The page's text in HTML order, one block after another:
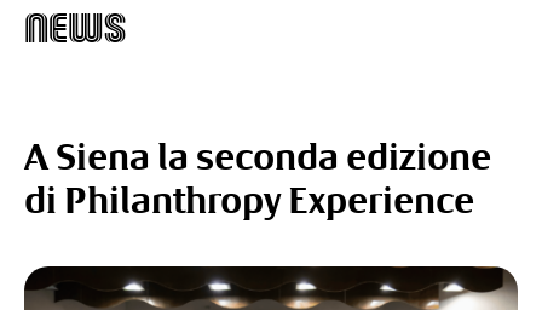
News
A Siena la seconda edizione
di Philanthropy Experience